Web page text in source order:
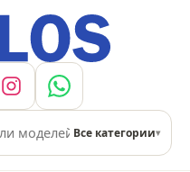
Все категории▾